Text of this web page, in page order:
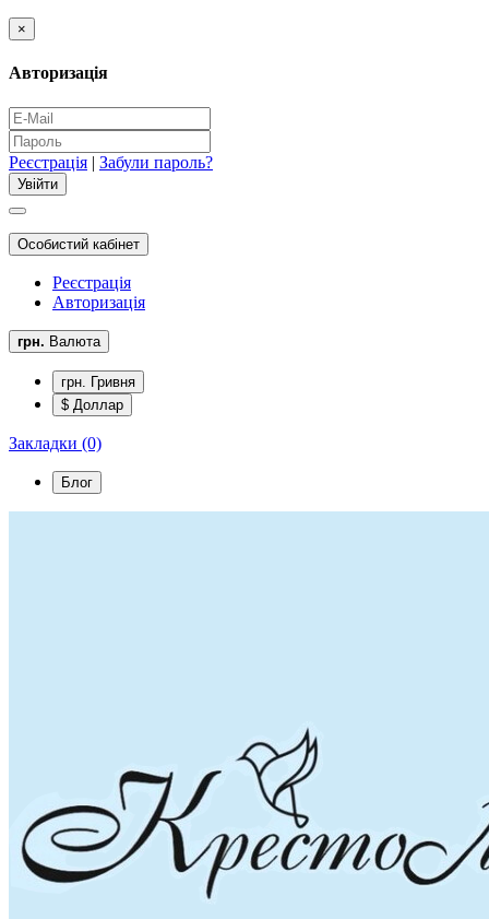
×
Авторизація
Реєстрація | Забули пароль?
Особистий кабінет
Реєстрація
Авторизація
грн. Валюта
грн. Гривня
$ Доллар
Закладки (0)
Блог